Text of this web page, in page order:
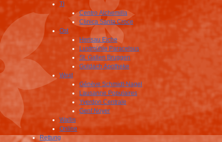
TI
Centro Alchemilla
Clinica Santa Croce
Ost
Herisau Eiche
Lustmühle Paracelsus
St. Gallen Bruggen
Goldach Apotheke
West
Génève Schmidt-Nagel
Lausanne Populaires
Yverdon Centrale
Genf Noyer
Wallis
Online
Rettung